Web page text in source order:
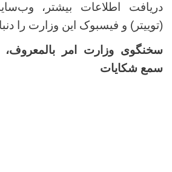
دریافت اطلاعات بیشتر،
(توییتر) و فیسبوک این وزارت را
سخنگوی وزارت امر
سمع شکایات